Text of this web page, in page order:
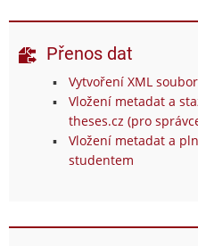
Přenos dat
Vytvoření XML
Vložení metadat a
theses.cz (pro
Vložení metadat a
studentem